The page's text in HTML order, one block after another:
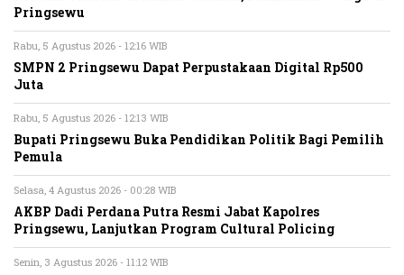
Pringsewu
Rabu, 5 Agustus 2026 - 12:16 WIB
SMPN 2 Pringsewu Dapat Perpustakaan Digital Rp500
Juta
Rabu, 5 Agustus 2026 - 12:13 WIB
Bupati Pringsewu Buka Pendidikan Politik Bagi Pemilih
Pemula
Selasa, 4 Agustus 2026 - 00:28 WIB
AKBP Dadi Perdana Putra Resmi Jabat Kapolres
Pringsewu, Lanjutkan Program Cultural Policing
Senin, 3 Agustus 2026 - 11:12 WIB